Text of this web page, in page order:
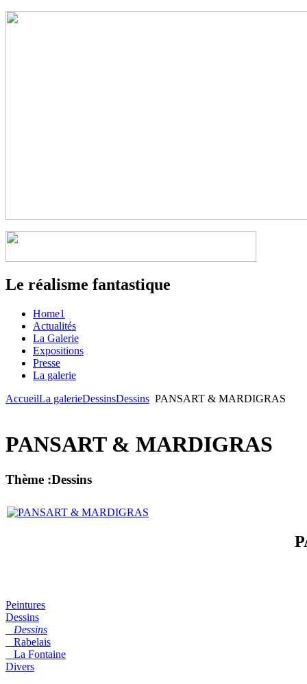
Le réalisme fantastique
Home1
Actualités
La Galerie
Expositions
Presse
La galerie
AccueilLa galerieDessinsDessins PANSART & MARDIGRAS
PANSART & MARDIGRAS
Thème :Dessins
Peintures
Dessins
Dessins
Rabelais
La Fontaine
Divers